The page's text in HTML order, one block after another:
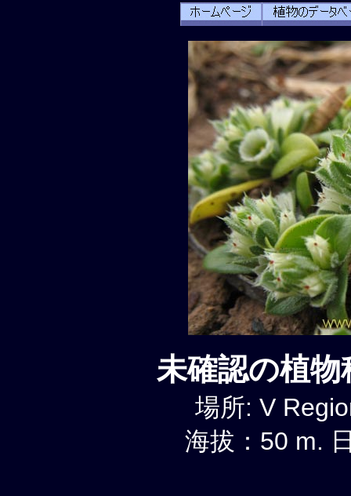
未確認の植
場所: V
海拔：50 m.